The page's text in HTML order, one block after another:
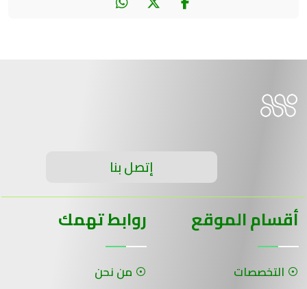
إتصل بنا
أقسام الموقع
التخصصات
روابط تهمك
من نحن